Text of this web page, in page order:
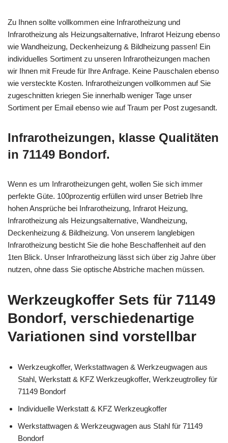
Zu Ihnen sollte vollkommen eine Infrarotheizung und
Infrarotheizung als Heizungsalternative, Infrarot Heizung ebenso
wie Wandheizung, Deckenheizung & Bildheizung passen! Ein
individuelles Sortiment zu unseren Infrarotheizungen machen
wir Ihnen mit Freude für Ihre Anfrage. Keine Pauschalen ebenso
wie versteckte Kosten. Infrarotheizungen vollkommen auf Sie
zugeschnitten kriegen Sie innerhalb weniger Tage unser
Sortiment per Email ebenso wie auf Traum per Post zugesandt.
Infrarotheizungen, klasse Qualitäten
in 71149 Bondorf.
Wenn es um Infrarotheizungen geht, wollen Sie sich immer
perfekte Güte. 100prozentig erfüllen wird unser Betrieb Ihre
hohen Ansprüche bei Infrarotheizung, Infrarot Heizung,
Infrarotheizung als Heizungsalternative, Wandheizung,
Deckenheizung & Bildheizung. Von unserem langlebigen
Infrarotheizung besticht Sie die hohe Beschaffenheit auf den
1ten Blick. Unser Infrarotheizung lässt sich über zig Jahre über
nutzen, ohne dass Sie optische Abstriche machen müssen.
Werkzeugkoffer Sets für 71149
Bondorf, verschiedenartige
Variationen sind vorstellbar
Werkzeugkoffer, Werkstattwagen & Werkzeugwagen aus
Stahl, Werkstatt & KFZ Werkzeugkoffer, Werkzeugtrolley für
71149 Bondorf
Individuelle Werkstatt & KFZ Werkzeugkoffer
Werkstattwagen & Werkzeugwagen aus Stahl für 71149
Bondorf